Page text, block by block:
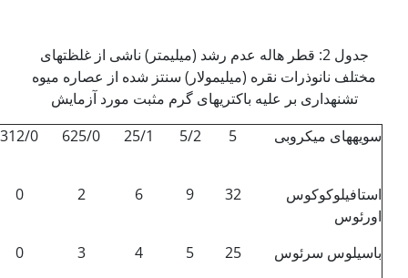
جدول 2: قطر هاله عدم رشد (میلی­متر) ناشی از غلظت­های
مختلف نانوذرات نقره (میلی­مولار) سنتز شده از عصاره میوه
تشنه­داری بر علیه باکتری­های ­گرم مثبت مورد آزمایش
سویه­های میکروبی
5
5/2
25/1
625/0
312/0
استافیلوکوکوس
اورئوس
32
9
6
2
0
باسیلوس سرئوس 25
5
4
3
0